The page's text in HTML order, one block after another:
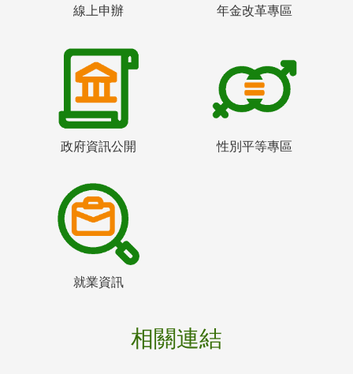
線上申辦 年金改革專區
政府資訊公開 性別平等專區
就業資訊
相關連結